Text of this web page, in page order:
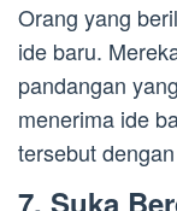
Orang yang
ide baru.
pandangan
menerima ide
tersebut